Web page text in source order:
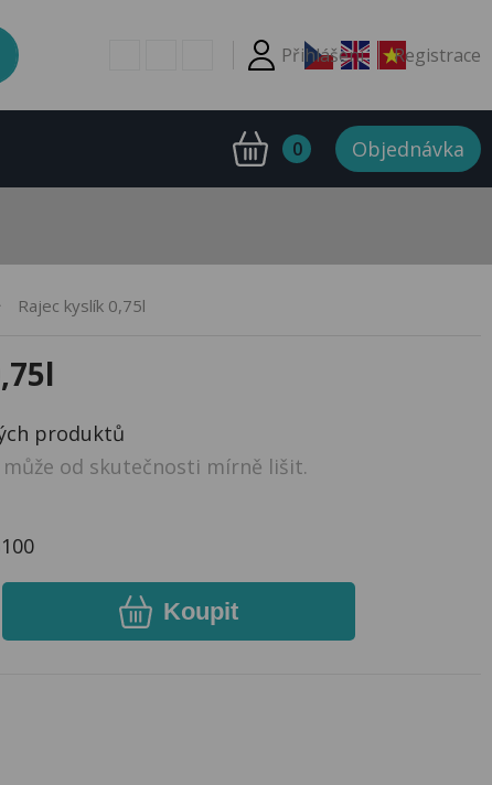
Přihlášení Registrace
0 Objednávka
Rajec kyslík 0,75l
produktů
od skutečnosti mírně lišit.
Koupit